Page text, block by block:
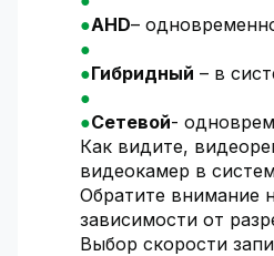
AHD–
Гибридный – в
Сетевой-
Как видите,
видеокамер в
Обратите внимание
зависимости от
Выбор скорости